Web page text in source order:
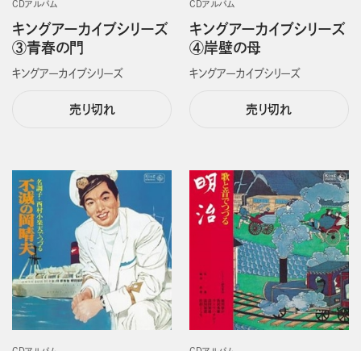
CDアルバム
キングアーカイブシリーズ
③青春の門
キングアーカイブシリーズ
売り切れ
CDアルバム
キングアーカイブシリーズ
④岸壁の母
キングアーカイブシリーズ
売り切れ